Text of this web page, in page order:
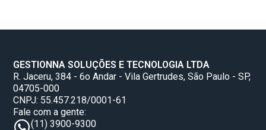
GESTIONNA SOLUÇÕES E TECNOLOGIA LTDA
R. Jaceru, 384 - 6o Andar - Vila Gertrudes, São Paulo - SP,
04705-000
CNPJ: 55.457.218/0001-61
Fale com a gente:
(11) 3900-9300